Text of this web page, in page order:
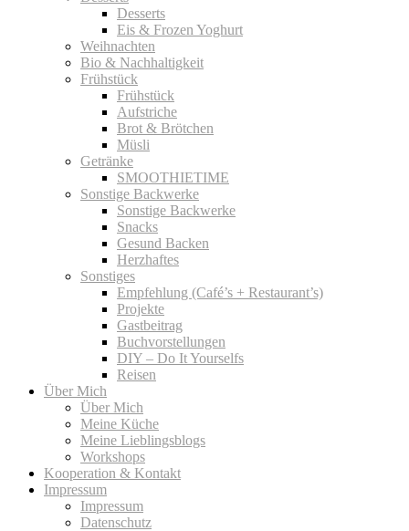
Desserts
Eis & Frozen Yoghurt
Weihnachten
Bio & Nachhaltigkeit
Frühstück
Frühstück
Aufstriche
Brot & Brötchen
Müsli
Getränke
SMOOTHIETIME
Sonstige Backwerke
Sonstige Backwerke
Snacks
Gesund Backen
Herzhaftes
Sonstiges
Empfehlung (Café’s + Restaurant’s)
Projekte
Gastbeitrag
Buchvorstellungen
DIY – Do It Yourselfs
Reisen
Über Mich
Über Mich
Meine Küche
Meine Lieblingsblogs
Workshops
Kooperation & Kontakt
Impressum
Impressum
Datenschutz